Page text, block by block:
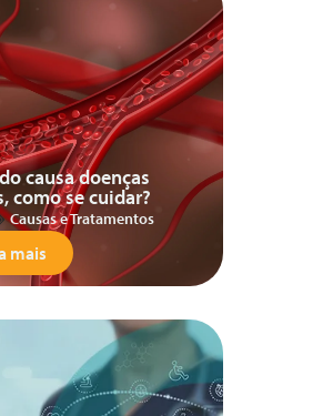
causa doenças
como se cuidar?
Causas e Tratamentos
mais